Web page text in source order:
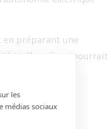
préparant une
% électrique
pourrait
les
médias sociaux